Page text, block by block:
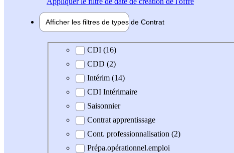
Afficher les filtres de types de Contrat
Type de contratCDI (16)
CDD (2)
Intérim (14)
CDI Intérimaire
Saisonnier
Contrat apprentissage
Cont. professionnalisation (2)
Prépa.opérationnel.emploi